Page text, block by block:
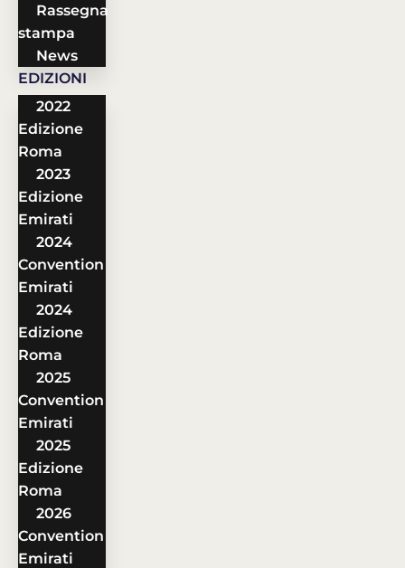
Rassegna
stampa
News
EDIZIONI
2022
Edizione
Roma
2023
Edizione
Emirati
2024
Convention
Emirati
2024
Edizione
Roma
2025
Convention
Emirati
2025
Edizione
Roma
2026
Convention
Emirati